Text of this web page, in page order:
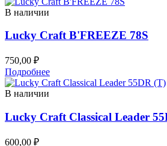
В наличии
Lucky Craft B'FREEZE 78S
750,00 ₽
Подробнее
В наличии
Lucky Craft Classical Leader
600,00 ₽